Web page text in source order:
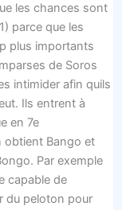
les chances sont
parce que les
plus importants
de Soros
intimider afin quils
Ils entrent à
en 7e
obtient Bango et
Par exemple
capable de
du peloton pour